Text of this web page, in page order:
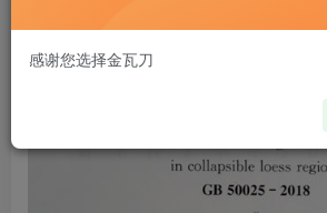
感谢您选择金瓦刀